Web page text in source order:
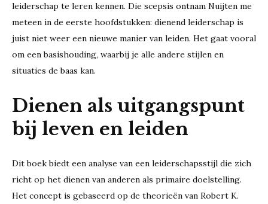
leiderschap te leren kennen. Die scepsis ontnam Nuijten me
meteen in de eerste hoofdstukken: dienend leiderschap is
juist niet weer een nieuwe manier van leiden. Het gaat vooral
om een basishouding, waarbij je alle andere stijlen en
situaties de baas kan.
Dienen als uitgangspunt
bij leven en leiden
Dit boek biedt een analyse van een leiderschapsstijl die zich
richt op het dienen van anderen als primaire doelstelling.
Het concept is gebaseerd op de theorieën van Robert K.